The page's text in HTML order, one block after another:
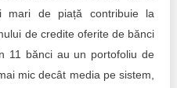
mari de piață contribuie la
de credite oferite de bănci
11 bănci au un portofoliu de
mic decât media pe sistem,